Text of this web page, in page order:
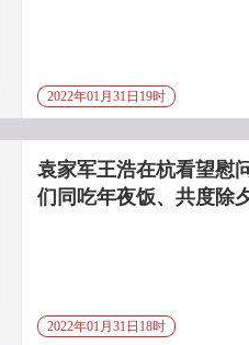
2022年01月31日19时
袁家军王浩在杭看望慰
们同吃年夜饭、共度除
2022年01月31日18时